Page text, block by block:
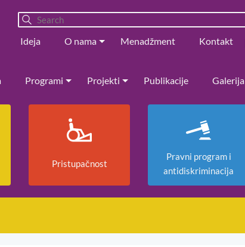
Ideja O nama Menadžment Kontakt
Programi Projekti Publikacije Galerija
Pristupačnost
Pravni program i
antidiskriminacija